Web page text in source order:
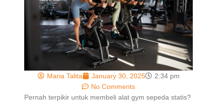
Maria Talita January 30, 2025
2:34 pm
No Comments
Pernah terpikir untuk membeli alat gym sepeda statis?